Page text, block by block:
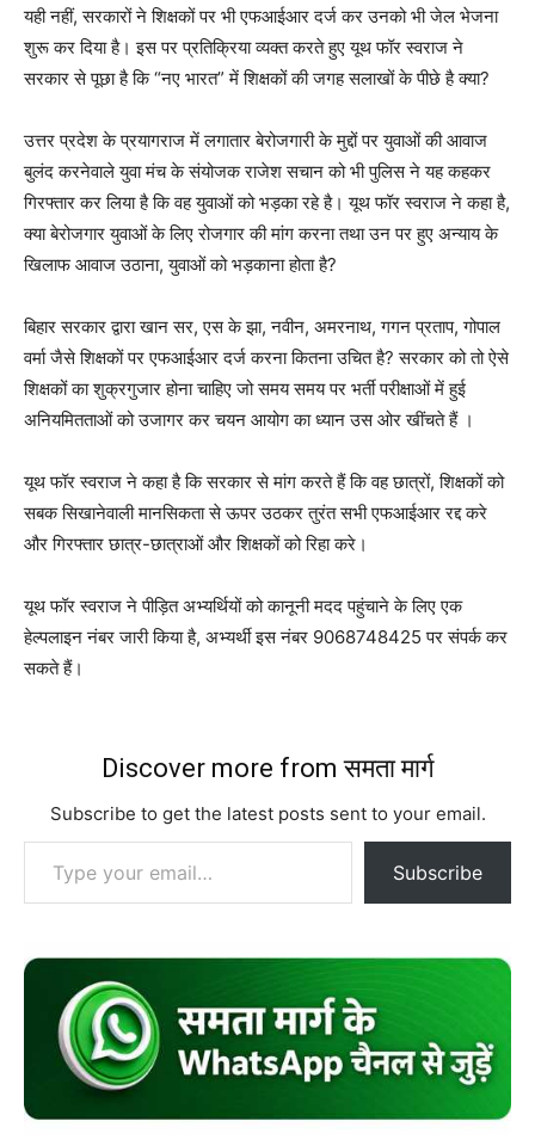
यही नहीं, सरकारों ने शिक्षकों पर भी एफआईआर दर्ज कर उनको भी जेल भेजना
शुरू कर दिया है। इस पर प्रतिक्रिया व्यक्त करते हुए यूथ फॉर स्वराज ने
सरकार से पूछा है कि “नए भारत” में शिक्षकों की जगह सलाखों के पीछे है क्या?
उत्तर प्रदेश के प्रयागराज में लगातार बेरोजगारी के मुद्दों पर युवाओं की आवाज
बुलंद करनेवाले युवा मंच के संयोजक राजेश सचान को भी पुलिस ने यह कहकर
गिरफ्तार कर लिया है कि वह युवाओं को भड़का रहे है। यूथ फॉर स्वराज ने कहा है,
क्या बेरोजगार युवाओं के लिए रोजगार की मांग करना तथा उन पर हुए अन्याय के
खिलाफ आवाज उठाना, युवाओं को भड़काना होता है?
बिहार सरकार द्वारा खान सर, एस के झा, नवीन, अमरनाथ, गगन प्रताप, गोपाल
वर्मा जैसे शिक्षकों पर एफआईआर दर्ज करना कितना उचित है? सरकार को तो ऐसे
शिक्षकों का शुक्रगुजार होना चाहिए जो समय समय पर भर्ती परीक्षाओं में हुई
अनियमितताओं को उजागर कर चयन आयोग का ध्यान उस ओर खींचते हैं ।
यूथ फॉर स्वराज ने कहा है कि सरकार से मांग करते हैं कि वह छात्रों, शिक्षकों को
सबक सिखानेवाली मानसिकता से ऊपर उठकर तुरंत सभी एफआईआर रद्द करे
और गिरफ्तार छात्र-छात्राओं और शिक्षकों को रिहा करे।
यूथ फॉर स्वराज ने पीड़ित अभ्यर्थियों को कानूनी मदद पहुंचाने के लिए एक
हेल्पलाइन नंबर जारी किया है, अभ्यर्थी इस नंबर 9068748425 पर संपर्क कर
सकते हैं।
Discover more from समता मार्ग
Subscribe to get the latest posts sent to your email.
Type your email…
Subscribe